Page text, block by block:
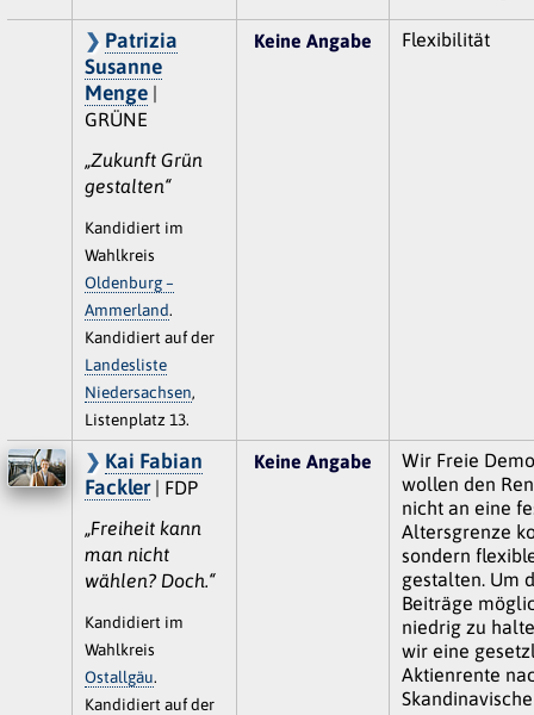
Patrizia
Susanne
Menge|
GRÜNE
„Zukunft Grün
gestalten“
Kandidiert im
Wahlkreis
Oldenburg –
Ammerland.
Kandidiert auf der
Landesliste
Niedersachsen,
Listenplatz 13.
Keine Angabe Flexibilität
Kai Fabian
Fackler| FDP
„Freiheit kann
man nicht
wählen? Doch.“
Kandidiert im
Wahlkreis
Ostallgäu.
Kandidiert auf der
Keine Angabe
Wir Freie
wollen den
nicht an eine
Altersgrenze
sondern
gestalten. Um
Beiträge
niedrig zu
wir eine
Aktienrente